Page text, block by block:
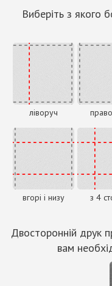
Виберіть з якого
ліворуч
вгорі і низу з 4
Двосторонній друк
вам